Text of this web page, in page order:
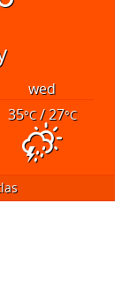
wed
35°C/ 27°C